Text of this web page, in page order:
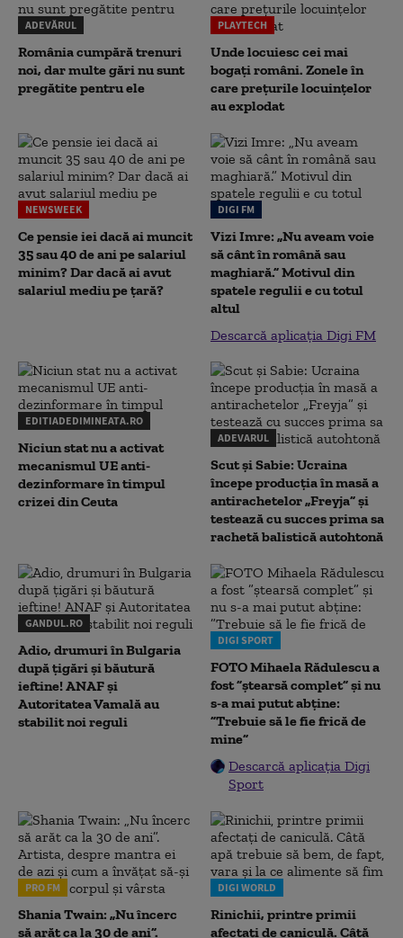
ADEVĂRUL
România cumpără trenuri
noi, dar multe gări nu sunt
pregătite pentru ele
PLAYTECH
Unde locuiesc cei mai
bogați români. Zonele în
care prețurile locuințelor
au explodat
NEWSWEEK
Ce pensie iei dacă ai muncit
35 sau 40 de ani pe salariul
minim? Dar dacă ai avut
salariul mediu pe țară?
DIGI FM
Vizi Imre: „Nu aveam voie
să cânt în română sau
maghiară.” Motivul din
spatele regulii e cu totul
altul
Descarcă aplicația Digi FM
EDITIADEDIMINEATA.RO
Niciun stat nu a activat
mecanismul UE anti-
dezinformare în timpul
crizei din Ceuta
ADEVARUL
Scut și Sabie: Ucraina
începe producția în masă a
antirachetelor „Freyja” și
testează cu succes prima sa
rachetă balistică autohtonă
GANDUL.RO
Adio, drumuri în Bulgaria
după țigări și băutură
ieftine! ANAF și
Autoritatea Vamală au
stabilit noi reguli
DIGI SPORT
FOTO Mihaela Rădulescu a
fost ”ștearsă complet” și nu
s-a mai putut abține:
”Trebuie să le fie frică de
mine”
Descarcă aplicația Digi
Sport
PRO FM
Shania Twain: „Nu încerc
să arăt ca la 30 de ani”.
DIGI WORLD
Rinichii, printre primii
afectați de caniculă. Câtă